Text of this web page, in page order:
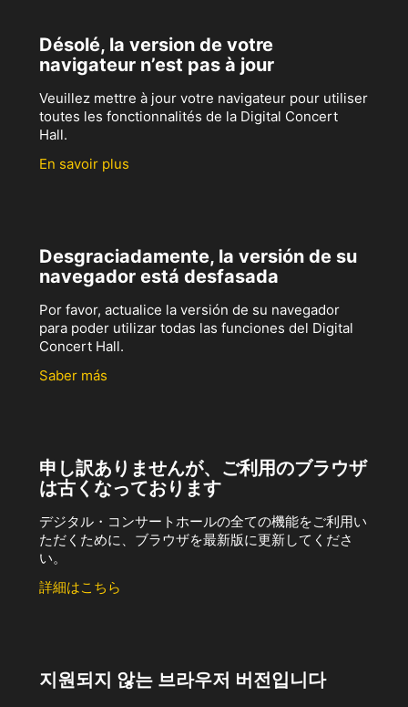
Désolé, la version de votre
navigateur n’est pas à jour
Veuillez mettre à jour votre navigateur pour utiliser
toutes les fonctionnalités de la Digital Concert
Hall.
En savoir plus
Desgraciadamente, la versión de su
navegador está desfasada
Por favor, actualice la versión de su navegador
para poder utilizar todas las funciones del Digital
Concert Hall.
Saber más
申し訳ありませんが、ご利用のブラウザ
は古くなっております
デジタル・コンサートホールの全ての機能をご利用い
ただくために、ブラウザを最新版に更新してくださ
い。
詳細はこちら
지원되지 않는 브라우저 버전입니다